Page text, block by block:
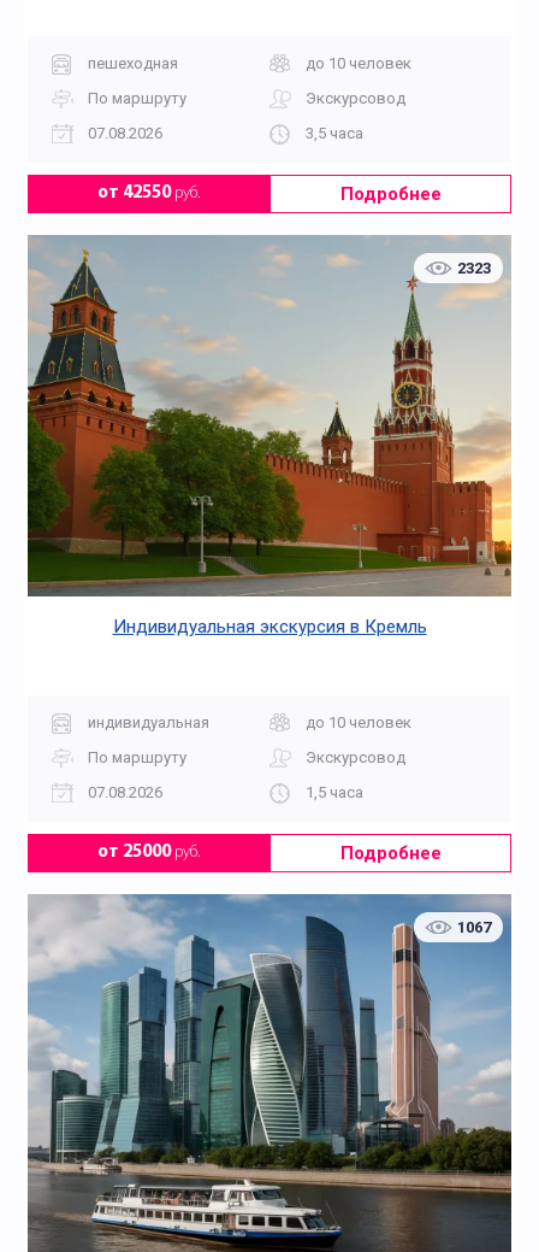
пешеходная
до 10 человек
По маршруту
Экскурсовод
07.08.2026
3,5 часа
от 42550руб. Подробнее
2323
Индивидуальная экскурсия в Кремль
индивидуальная
до 10 человек
По маршруту
Экскурсовод
07.08.2026
1,5 часа
от 25000руб. Подробнее
1067